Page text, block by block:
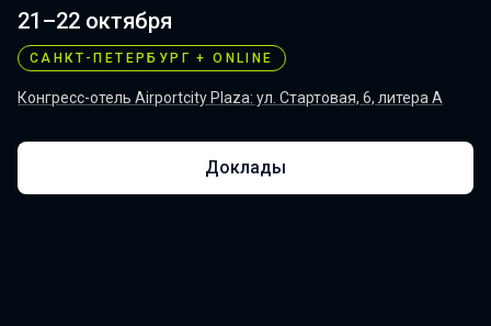
21–22 октября
САНКТ-ПЕТЕРБУРГ + ONLINE
Конгресс-отель Airportcity Plaza: ул. Стартовая, 6, литера А
Доклады